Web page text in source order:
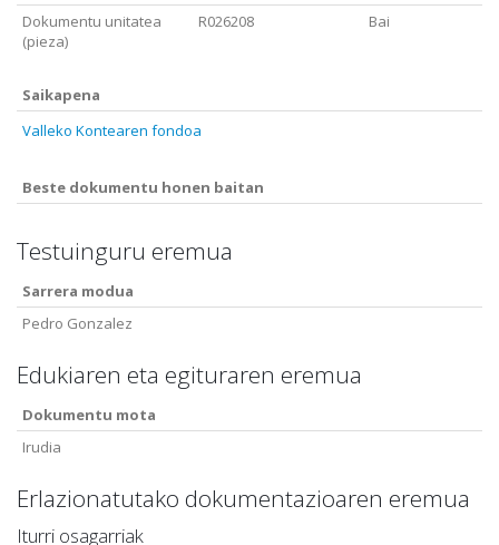
Dokumentu unitatea
(pieza)
R026208 Bai
Saikapena
Valleko Kontearen fondoa
Beste dokumentu honen baitan
Testuinguru eremua
Sarrera modua
Pedro Gonzalez
Edukiaren eta egituraren eremua
Dokumentu mota
Irudia
Erlazionatutako dokumentazioaren eremua
Iturri osagarriak